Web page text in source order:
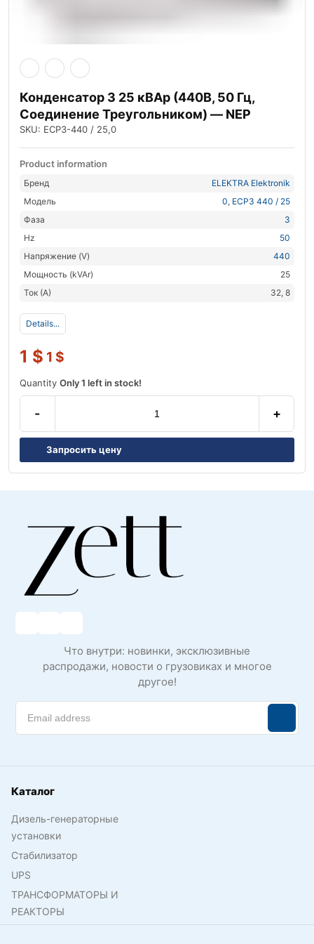
Конденсатор 3 25 кВАр (440В, 50 Гц,
Соединение Треугольником) — NEP
SKU: ECP3-440 / 25,0
Product information
Бренд
ELEKTRA Elektronik
Модель
0, ECP3 440 / 25
Фаза
3
Hz
50
Напряжение (V)
440
Мощность (kVAr)
25
Ток (А)
32, 8
Details...
1 $ 1 $
Quantity Only 1 left in stock!
- +
Запросить цену
Что внутри: новинки, эксклюзивные
распродажи, новости о грузовиках и многое
другое!
Каталог
Дизель-генераторные
установки
Стабилизатор
UPS
ТРАНСФОРМАТОРЫ И
РЕАКТОРЫ